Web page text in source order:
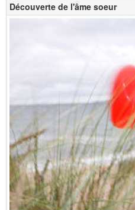
Découverte de l'âme soeur